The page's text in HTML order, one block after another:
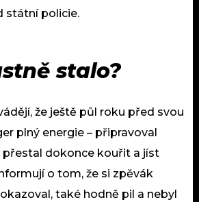
státní policie.
stalo?
že ještě půl roku před svou
plný energie – připravoval
přestal dokonce kouřit a jíst
o tom, že si zpěvák
také hodně pil a nebyl